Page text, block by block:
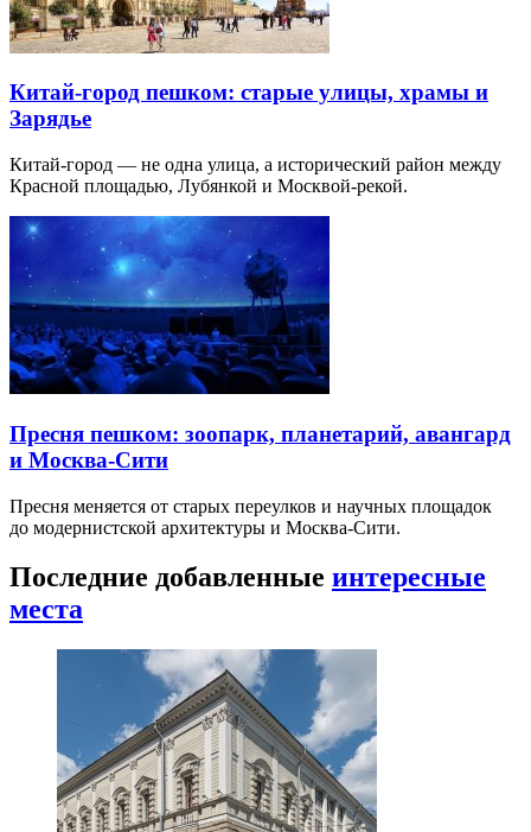
Китай-город пешком: старые улицы, храмы и
Зарядье
Китай-город — не одна улица, а исторический район между
Красной площадью, Лубянкой и Москвой-рекой.
Пресня пешком: зоопарк, планетарий, авангард
и Москва-Сити
Пресня меняется от старых переулков и научных площадок
до модернистской архитектуры и Москва-Сити.
Последние добавленные интересные
места